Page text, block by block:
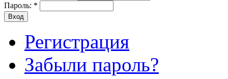
Пароль: *
Регистрация
Забыли пароль?